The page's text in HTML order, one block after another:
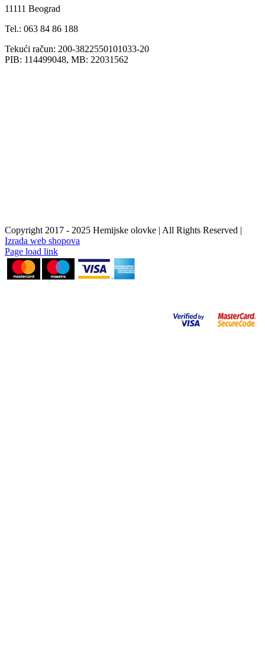
11111 Beograd
Tel.: 063 84 86 188
Tekući račun: 200-3822550101033-20
PIB: 114499048, MB: 22031562
Copyright 2017 - 2025 Hemijske olovke | All Rights Reserved |
Izrada web shopova
Instagram
Facebook
YouTube
Page load link